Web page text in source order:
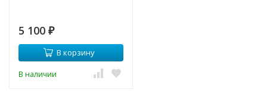
5 100 ₽
В корзину
В наличии